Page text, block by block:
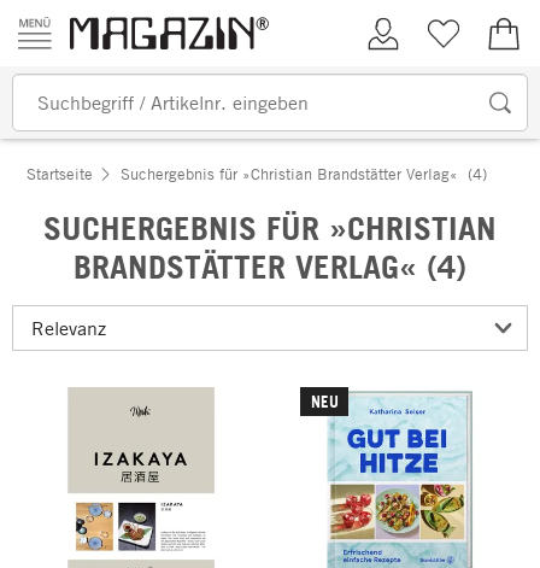
Zum Inhalt springen
Kundenkonto
Merkliste
Startseite Suchergebnis für »Christian Brandstätter Verlag« (4)
SUCHERGEBNIS FÜR »CHRISTIAN
BRANDSTÄTTER VERLAG« (4)
NEU